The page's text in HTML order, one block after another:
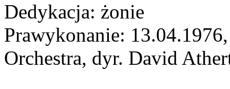
Dedykacja: żonie
Prawykonanie:
Orchestra, dyr. David